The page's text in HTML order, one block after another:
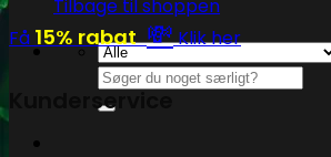
Tilbage til shoppen
Søg
efter:
Få 15% rabat 💸Klik her
Kunderservice